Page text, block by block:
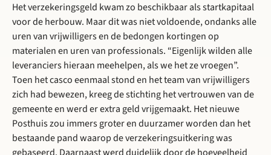
Het verzekeringsgeld kwam zo beschikbaar als startkapitaal
voor de herbouw. Maar dit was niet voldoende, ondanks alle
uren van vrijwilligers en de bedongen kortingen op
materialen en uren van professionals. “Eigenlijk wilden alle
leveranciers hieraan meehelpen, als we het ze vroegen”.
Toen het casco eenmaal stond en het team van vrijwilligers
zich had bewezen, kreeg de stichting het vertrouwen van de
gemeente en werd er extra geld vrijgemaakt. Het nieuwe
Posthuis zou immers groter en duurzamer worden dan het
bestaande pand waarop de verzekeringsuitkering was